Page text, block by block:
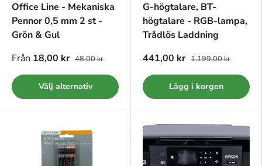
Office Line - Mekaniska
Pennor 0,5 mm 2 st -
Grön & Gul
Från 18,00 kr 48,00 kr
Välj alternativ
G-högtalare, BT-
högtalare - RGB-lampa,
Trådlös Laddning
441,00 kr 1.199,00 kr
Lägg i korgen